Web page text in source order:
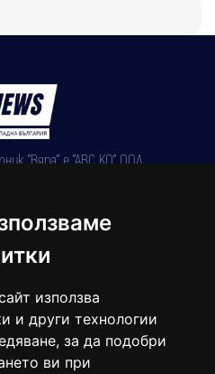
използва
и други технологии
за да подобри
ви при
"Вяра" е "АВС КО" ООД,